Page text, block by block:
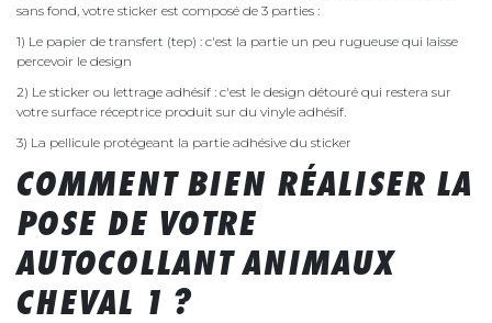
sans fond, votre sticker est composé de 3 parties :
1) Le papier de transfert (tep) : c'est la partie un peu rugueuse qui laisse
percevoir le design
2) Le sticker ou lettrage adhésif : c'est le design détouré qui restera sur
votre surface réceptrice produit sur du vinyle adhésif.
3) La pellicule protégeant la partie adhésive du sticker
COMMENT BIEN RÉALISER LA
POSE DE VOTRE
AUTOCOLLANT ANIMAUX
CHEVAL 1 ?